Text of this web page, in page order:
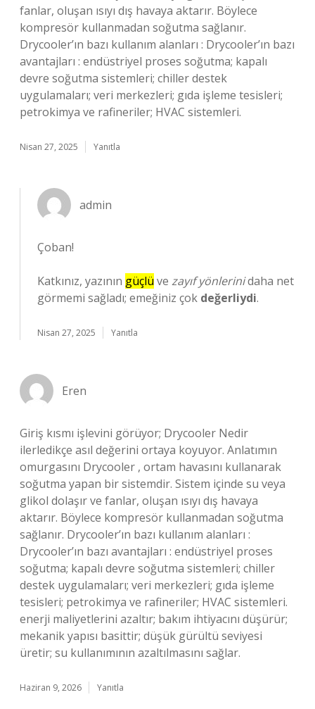
fanlar, oluşan ısıyı dış havaya aktarır. Böylece
kompresör kullanmadan soğutma sağlanır.
Drycooler’ın bazı kullanım alanları : Drycooler’ın bazı
avantajları : endüstriyel proses soğutma; kapalı
devre soğutma sistemleri; chiller destek
uygulamaları; veri merkezleri; gıda işleme tesisleri;
petrokimya ve rafineriler; HVAC sistemleri.
Nisan 27, 2025 Yanıtla
admin
Çoban!
Katkınız, yazının güçlü ve zayıf yönlerinidaha net
görmemi sağladı; emeğiniz çok değerliydi.
Nisan 27, 2025 Yanıtla
Eren
Giriş kısmı işlevini görüyor; Drycooler Nedir
ilerledikçe asıl değerini ortaya koyuyor. Anlatımın
omurgasını Drycooler , ortam havasını kullanarak
soğutma yapan bir sistemdir. Sistem içinde su veya
glikol dolaşır ve fanlar, oluşan ısıyı dış havaya
aktarır. Böylece kompresör kullanmadan soğutma
sağlanır. Drycooler’ın bazı kullanım alanları :
Drycooler’ın bazı avantajları : endüstriyel proses
soğutma; kapalı devre soğutma sistemleri; chiller
destek uygulamaları; veri merkezleri; gıda işleme
tesisleri; petrokimya ve rafineriler; HVAC sistemleri.
enerji maliyetlerini azaltır; bakım ihtiyacını düşürür;
mekanik yapısı basittir; düşük gürültü seviyesi
üretir; su kullanımının azaltılmasını sağlar.
Haziran 9, 2026 Yanıtla